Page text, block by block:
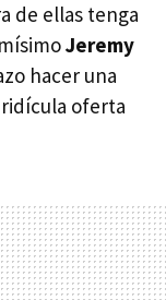
de ellas tenga
Jeremy
hacer una
ridícula oferta